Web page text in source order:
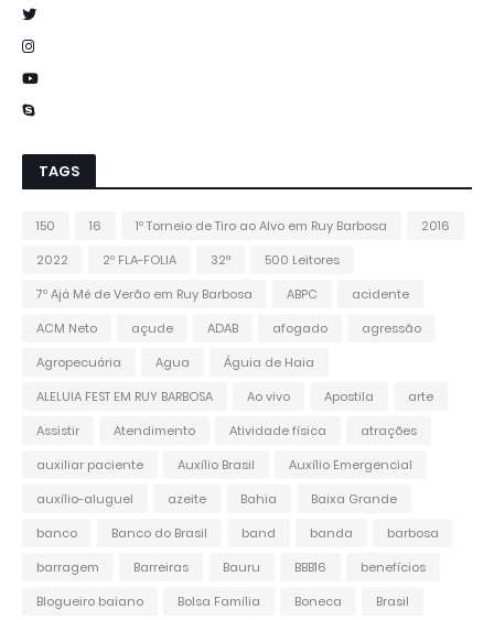
TAGS
150 16 1º Torneio de Tiro ao Alvo em Ruy Barbosa
2016
2022
2º FLA-FOLIA 32ª
500 Leitores
7º Ajá Mé de Verão em Ruy Barbosa
ABPC
acidente
ACM Neto
açude ADAB afogado
agressão
Agropecuária
Agua
Águia de Haia
ALELUIA FEST EM RUY BARBOSA
Ao vivo Apostila
arte
Assistir
Atendimento Atividade física
atrações
auxiliar paciente
Auxílio Brasil
Auxílio Emergencial
auxílio-aluguel
azeite Bahia
Baixa Grande
banco
Banco do Brasil band banda
barbosa
barragem
Barreiras Bauru BBB16
benefícios
Blogueiro baiano
Bolsa Família Boneca
Brasil